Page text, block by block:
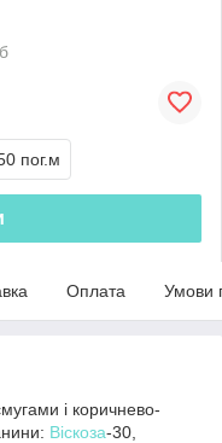
пог.м
Оплата Умови
і коричнево-
Віскоза-30,